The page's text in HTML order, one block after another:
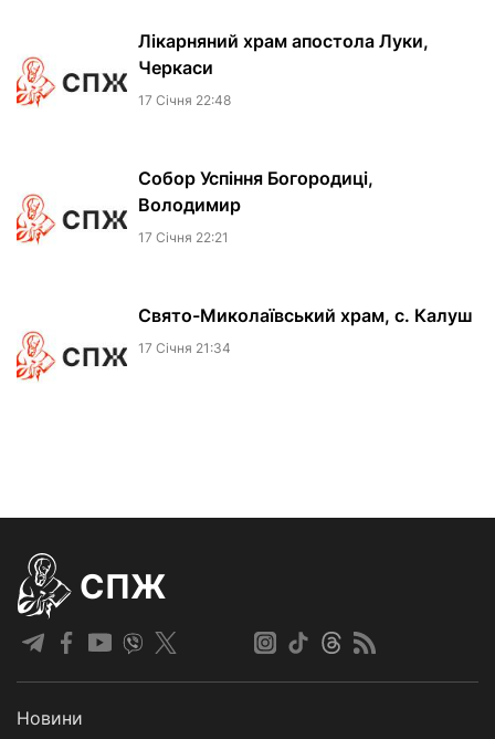
Лікарняний храм апостола Луки,
Черкаси
17 Сiчня 22:48
Собор Успіння Богородиці,
Володимир
17 Сiчня 22:21
Свято-Миколаївський храм, с. Калуш
17 Сiчня 21:34
СПЖ
Новини